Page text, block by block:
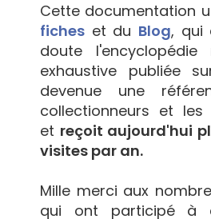
Cette documentation
fiches et du Blog, qui
doute
exhaustive publiée
devenue une
collectionneurs et les
et reçoit aujourd'hui
visites par an.
Mille merci aux
qui ont participé à